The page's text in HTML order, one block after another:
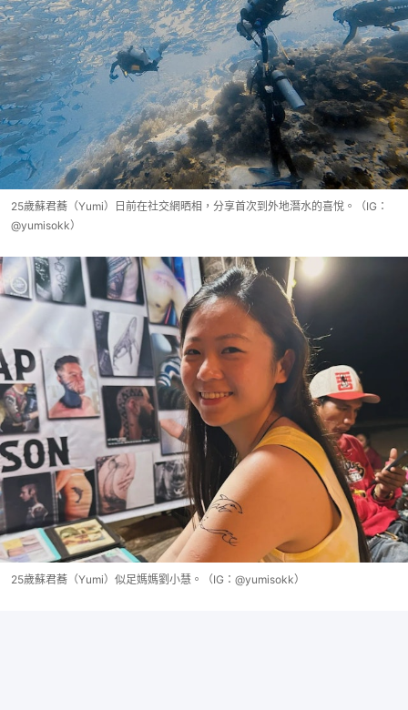
25歲蘇君蕎（Yumi）日前在社交網晒相，分享首次到外地潛水的喜悅。（IG：
@yumisokk）
25歲蘇君蕎（Yumi）似足媽媽劉小慧。（IG：@yumisokk）